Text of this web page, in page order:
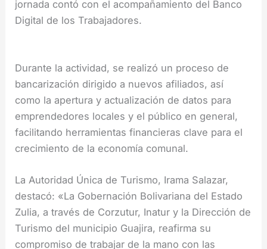
jornada contó con el acompañamiento del Banco
Digital de los Trabajadores.
Durante la actividad, se realizó un proceso de
bancarización dirigido a nuevos afiliados, así
como la apertura y actualización de datos para
emprendedores locales y el público en general,
facilitando herramientas financieras clave para el
crecimiento de la economía comunal.
La Autoridad Única de Turismo, Irama Salazar,
destacó: «La Gobernación Bolivariana del Estado
Zulia, a través de Corzutur, Inatur y la Dirección de
Turismo del municipio Guajira, reafirma su
compromiso de trabajar de la mano con las